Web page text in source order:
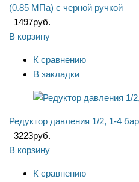
(0.85 МПа) с черной ручкой
1497руб.
В корзину
К сравнению
В закладки
Редуктор давления 1/2, 1-4 бар
3223руб.
В корзину
К сравнению